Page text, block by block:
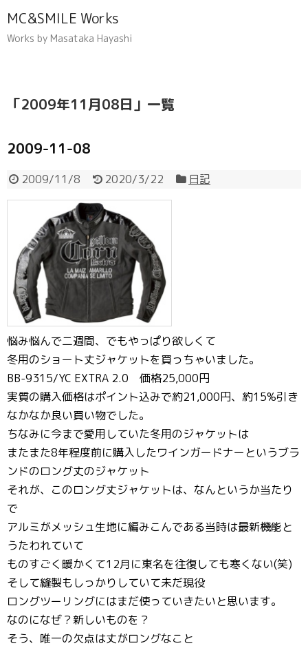
MC&SMILE Works
Works by Masataka Hayashi
「2009年11月08日 」 一覧
2009-11-08
2009/11/8 2020/3/22 日記
悩み悩んで二週間、でもやっぱり欲しくて
冬用のショート丈ジャケットを買っちゃいました。
BB-9315/YC EXTRA 2.0 価格25,000円
実質の購入価格はポイント込みで約21,000円、約15%引き
なかなか良い買い物でした。
ちなみに今まで愛用していた冬用のジャケットは
またまた8年程度前に購入したワインガードナーというブラ
ンドのロング丈のジャケット
それが、このロング丈ジャケットは、なんというか当たり
で
アルミがメッシュ生地に編みこんである当時は最新機能と
うたわれていて
ものすごく暖かくて12月に東名を往復しても寒くない(笑)
そして縫製もしっかりしていて未だ現役
ロングツーリングにはまだ使っていきたいと思います。
なのになぜ？新しいものを？
そう、唯一の欠点は丈がロングなこと